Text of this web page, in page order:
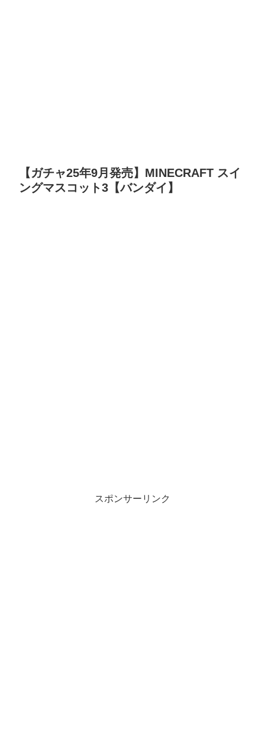
【ガチャ25年9月発売】MINECRAFT スイ
ングマスコット3【バンダイ】
スポンサーリンク